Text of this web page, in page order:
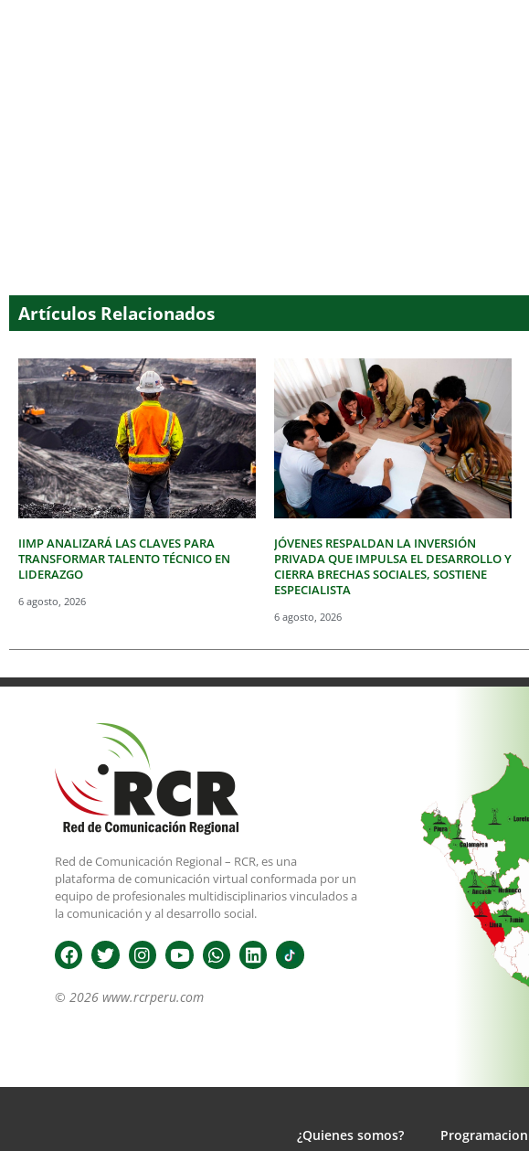
Artículos Relacionados
IIMP ANALIZARÁ LAS CLAVES PARA
TRANSFORMAR TALENTO TÉCNICO EN
LIDERAZGO
6 agosto, 2026
JÓVENES RESPALDAN LA INVERSIÓN
PRIVADA QUE IMPULSA EL DESARROLLO Y
CIERRA BRECHAS SOCIALES, SOSTIENE
ESPECIALISTA
6 agosto, 2026
Red de Comunicación Regional – RCR, es una
plataforma de comunicación virtual conformada por un
equipo de profesionales multidisciplinarios vinculados a
la comunicación y al desarrollo social.
© 2026 www.rcrperu.com
¿Quienes somos? Programacion